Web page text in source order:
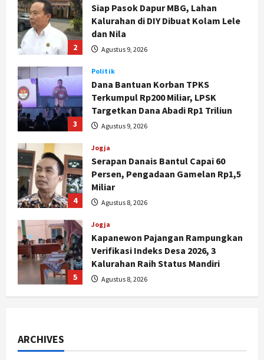
3
Dana Bantuan Korban TPKS
Terkumpul Rp200 Miliar, LPSK
Targetkan Dana Abadi Rp1 Triliun
Agustus 9, 2026
4
Jogja
Serapan Danais Bantul Capai 60
Persen, Pengadaan Gamelan Rp1,5
Miliar
Agustus 8, 2026
5
Jogja
Kapanewon Pajangan Rampungkan
Verifikasi Indeks Desa 2026, 3
Kalurahan Raih Status Mandiri
Agustus 8, 2026
1
Jogja
Dorong Pelindungan Karya,
Kemenkum DIY Buka Layanan Hak
Cipta Gratis
Agustus 9, 2026
2
ARCHIVES